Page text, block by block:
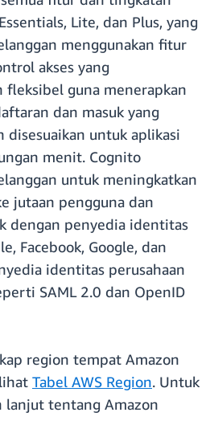
Lite, dan Plus, yang
menggunakan fitur
akses yang
fleksibel guna menerapkan
dan masuk yang
disesuaikan untuk aplikasi
menit. Cognito
untuk meningkatkan
jutaan pengguna dan
dengan penyedia identitas
Facebook, Google, dan
identitas perusahaan
SAML 2.0 dan OpenID
region tempat Amazon
Tabel AWS Region. Untuk
lanjut tentang Amazon